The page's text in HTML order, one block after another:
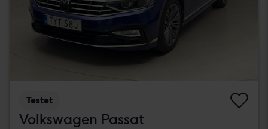
Testet
Volkswagen Passat